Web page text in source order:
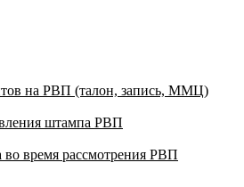
на РВП (талон, запись, ММЦ)
штампа РВП
во время рассмотрения РВП